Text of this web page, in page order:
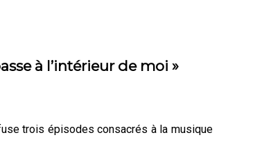
à l’intérieur de moi »
trois épisodes consacrés à la musique